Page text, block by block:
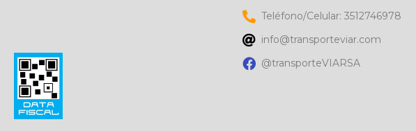
Teléfono/Celular: 3512746978
info@transporteviar.com
@transporteVIARSA